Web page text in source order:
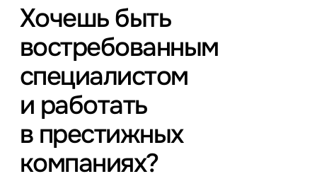
Хочешь быть
востребованным
специалистом
и работать
в престижных
компаниях?